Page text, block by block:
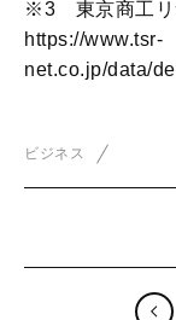
※3 東京商工リ
https://www.tsr-
net.co.jp/data/
ビジネス